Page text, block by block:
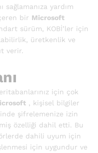
sağlamanıza yardım
bir Microsoft
sürüm, KOBİ’ler için
üretkenlik ve
verir.
için çok
, kişisel bilgiler
şifrelemenize izin
özelliği dahil etti. Bu
dahili uyum için
için uygundur ve